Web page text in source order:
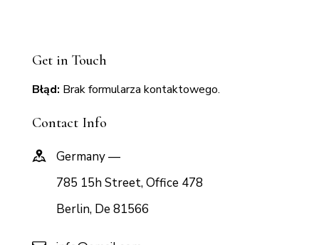
Get in Touch
Błąd: Brak formularza kontaktowego.
Contact Info
Germany —
785 15h Street, Office 478
Berlin, De 81566